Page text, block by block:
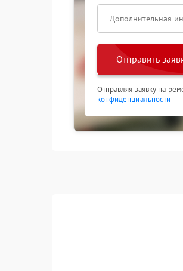
Отправить
Отправляя заявку на
конфиденциальности